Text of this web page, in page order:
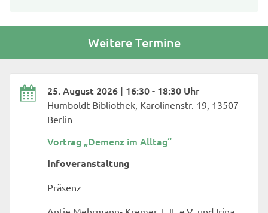
Weitere Termine
25. August 2026 | 16:30 - 18:30 Uhr
Humboldt-Bibliothek, Karolinenstr. 19, 13507
Berlin
Vortrag „Demenz im Alltag“
Infoveranstaltung
Präsenz